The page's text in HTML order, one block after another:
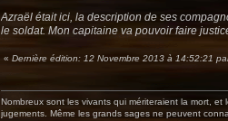
Azraël était ici, la description de ses
le soldat. Mon capitaine va pouvoir faire
« Dernière édition: 12 Novembre 2013 à 14:52:21
Nombreux sont les vivants qui mériteraient la mort,
jugements. Même les grands sages ne peuvent